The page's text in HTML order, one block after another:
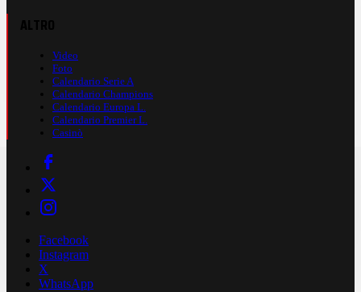
Video
Foto
Calendario Serie A
Calendario Champions
Calendario Europa L.
Calendario Premier L.
Casinò
Facebook
Instagram
X
WhatsApp